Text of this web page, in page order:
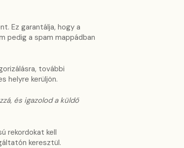
Ez garantálja, hogy a
a spam mappádban
további
helyre kerüljön.
és igazolod a küldő
rekordokat kell
keresztül.